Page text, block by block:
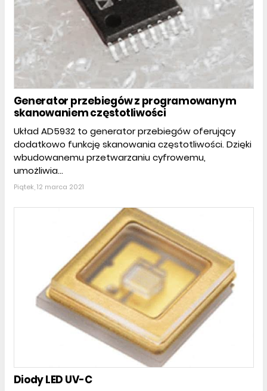
Generator przebiegów z programowanym
skanowaniem częstotliwości
Układ AD5932 to generator przebiegów oferujący
dodatkowo funkcję skanowania częstotliwości. Dzięki
wbudowanemu przetwarzaniu cyfrowemu,
umożliwia...
Piątek, 12 marca 2021
Diody LED UV-C